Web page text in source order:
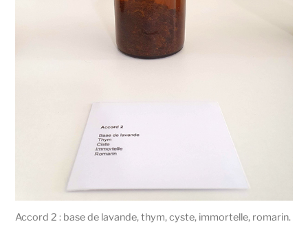
Accord 2 : base de lavande, thym, cyste, immortelle, romarin.